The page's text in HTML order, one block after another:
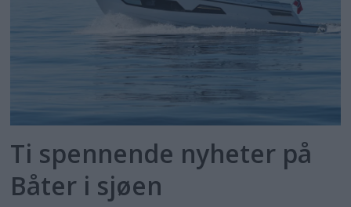
Ti spennende nyheter på
Båter i sjøen